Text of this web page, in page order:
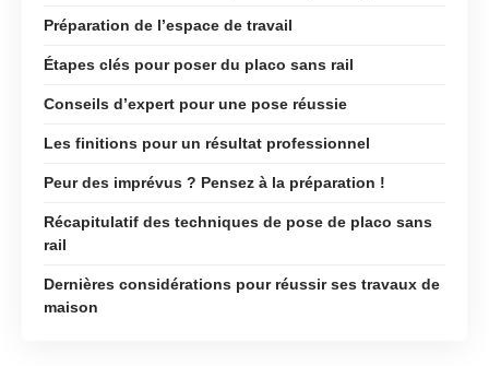
Préparation de l’espace de travail
Étapes clés pour poser du placo sans rail
Conseils d’expert pour une pose réussie
Les finitions pour un résultat professionnel
Peur des imprévus ? Pensez à la préparation !
Récapitulatif des techniques de pose de placo sans
rail
Dernières considérations pour réussir ses travaux de
maison